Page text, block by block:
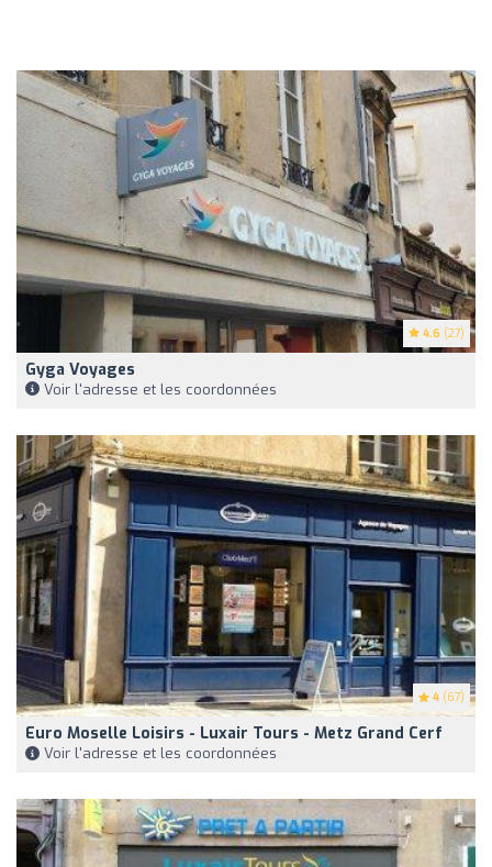
4.6 (27)
Gyga Voyages
Voir l'adresse et les coordonnées
4 (67)
Euro Moselle Loisirs - Luxair Tours - Metz Grand Cerf
Voir l'adresse et les coordonnées